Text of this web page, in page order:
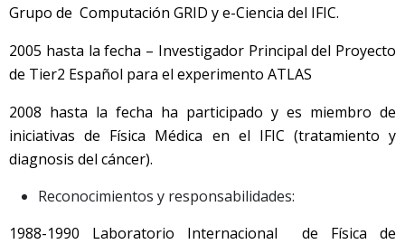
Grupo de Computación GRID y e-Ciencia del IFIC.
2005 hasta la fecha – Investigador Principal del Proyecto
de Tier2 Español para el experimento ATLAS
2008 hasta la fecha ha participado y es miembro de
iniciativas de Física Médica en el IFIC (tratamiento y
diagnosis del cáncer).
Reconocimientos y responsabilidades:
1988-1990 Laboratorio Internacional de Física de